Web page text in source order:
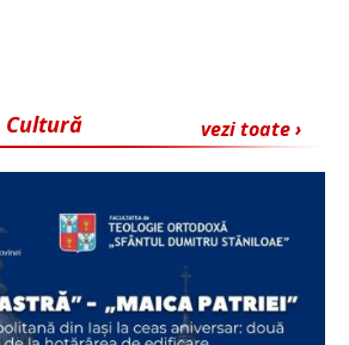
vezi toate ›